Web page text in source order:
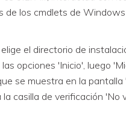
de los cmdlets de
el directorio de
opciones 'Inicio', luego
se muestra en la
casilla de verificación 'No